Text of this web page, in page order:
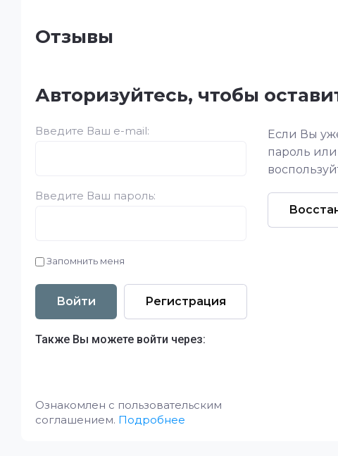
Отзывы
Авторизуйтесь, чтобы
Введите Ваш e-mail:
Введите Ваш пароль:
Запомнить меня
Войти Регистрация
Если Вы
пароль
Также Вы можете войти через:
Ознакомлен с пользовательским
соглашением. Подробнее